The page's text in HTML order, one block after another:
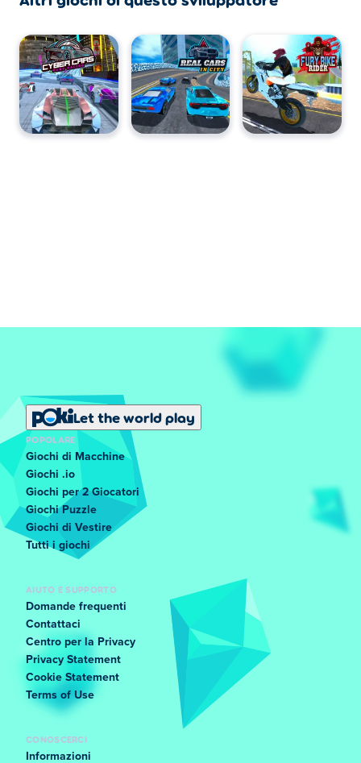
Let the world play
POPOLARE
Giochi di Macchine
Giochi .io
Giochi per 2 Giocatori
Giochi Puzzle
Giochi di Vestire
Tutti i giochi
AIUTO E SUPPORTO
Domande frequenti
Contattaci
Centro per la Privacy
Privacy Statement
Cookie Statement
Terms of Use
CONOSCERCI
Informazioni